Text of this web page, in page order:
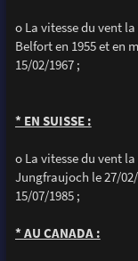
o La vitesse du vent
Belfort en 1955 et en
15/02/1967 ;
* EN SUISSE :
o La vitesse du vent
Jungfraujoch le 27/
15/07/1985 ;
* AU CANADA :